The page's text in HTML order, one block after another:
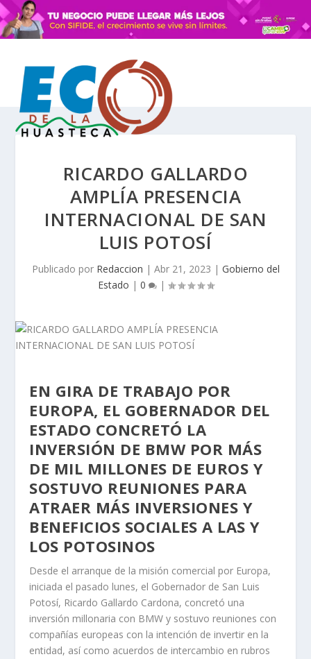
RICARDO GALLARDO
AMPLÍA PRESENCIA
INTERNACIONAL DE SAN
LUIS POTOSÍ
Publicado por Redaccion | Abr 21, 2023 | Gobierno del
Estado | 0 |
EN GIRA DE TRABAJO POR
EUROPA, EL GOBERNADOR DEL
ESTADO CONCRETÓ LA
INVERSIÓN DE BMW POR MÁS
DE MIL MILLONES DE EUROS Y
SOSTUVO REUNIONES PARA
ATRAER MÁS INVERSIONES Y
BENEFICIOS SOCIALES A LAS Y
LOS POTOSINOS
Desde el arranque de la misión comercial por Europa,
iniciada el pasado lunes, el Gobernador de San Luis
Potosí, Ricardo Gallardo Cardona, concretó una
inversión millonaria con BMW y sostuvo reuniones con
compañías europeas con la intención de invertir en la
entidad, así como acuerdos de intercambio en rubros